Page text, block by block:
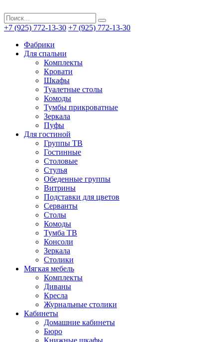
+7 (925) 772-13-30 +7 (925) 772-13-30
Фабрики
Для спальни
Комплекты
Кровати
Шкафы
Туалетные столы
Комоды
Тумбы прикроватные
Зеркала
Пуфы
Для гостиной
Группы ТВ
Гостинные
Столовые
Стулья
Обеденные группы
Витрины
Подставки для цветов
Серванты
Столы
Комоды
Тумба ТВ
Консоли
Зеркала
Столики
Мягкая мебель
Комплекты
Диваны
Кресла
Журнальные столики
Кабинеты
Домашние кабинеты
Бюро
Книжные шкафы